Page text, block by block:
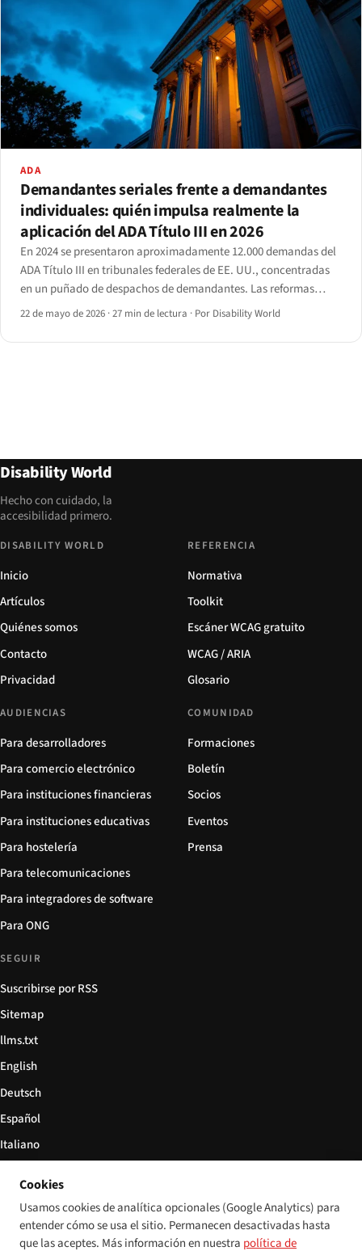
ADA
Demandantes seriales frente a demandantes
individuales: quién impulsa realmente la
aplicación del ADA Título III en 2026
En 2024 se presentaron aproximadamente 12.000 demandas del
ADA Título III en tribunales federales de EE. UU., concentradas
en un puñado de despachos de demandantes. Las reformas
procedimentales de 2025 han empezado a remodelar el patrón,
22 de mayo de 2026 ·27 min de lectura · Por Disability World
Disability World
Hecho con cuidado, la
accesibilidad primero.
DISABILITY WORLD
Inicio
Artículos
Quiénes somos
Contacto
Privacidad
REFERENCIA
Normativa
Toolkit
Escáner WCAG gratuito
WCAG / ARIA
Glosario
AUDIENCIAS
Para desarrolladores
Para comercio electrónico
Para instituciones financieras
Para instituciones educativas
Para hostelería
Para telecomunicaciones
Para integradores de software
Para ONG
COMUNIDAD
Formaciones
Boletín
Socios
Eventos
Prensa
SEGUIR
Suscribirse por RSS
Sitemap
llms.txt
English
Deutsch
Español
Italiano
Cookies
Usamos cookies de analítica opcionales (Google Analytics) para
entender cómo se usa el sitio. Permanecen desactivadas hasta
que las aceptes. Más información en nuestra política de